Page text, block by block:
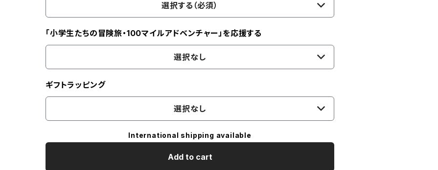
選択する（必須）
「小学生たちの冒険旅・100マイルアドベンチャー」を応援する
選択なし
ギフトラッピング
選択なし
International shipping available
Add to cart